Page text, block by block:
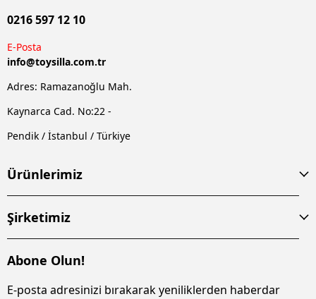
0216 597 12 10
E-Posta
info@toysilla.com.tr
Adres: Ramazanoğlu Mah.
Kaynarca Cad. No:22 -
Pendik / İstanbul / Türkiye
Ürünlerimiz
Şirketimiz
Abone Olun!
E-posta adresinizi bırakarak yeniliklerden haberdar